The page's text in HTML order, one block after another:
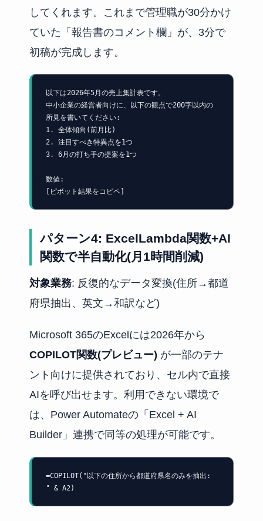
してくれます。これまで管理職が30分かけ
ていた「報告書のコメント欄」が、3分で
初稿が完成します。
以下は2026年5月の売上集計表です。
中小企業の経営者向けに、以下の観点で200字以内の
所見を書いてください:
1. 全体傾向(前月比)
2. 注目すべき特異点を1つ
3. 6月の打ち手の提案を1つ
数値:
[ピボット結果をコピペ]
パターン4: ExcelLambda関数+AI
関数で半自動化(月1時間削減)
対象業務: 反復的なデータ変換(住所→都道
府県抽出、英文→和訳など)
Microsoft 365のExcelには2026年から
COPILOT関数(プレビュー) が一部のテナ
ント向けに提供されており、セル内で直接
AIを呼び出せます。利用できない環境で
は、Power Automateの「Excel + AI
Builder」連携で同等の処理が可能です。
=COPILOT("以下の住所から都道府県名のみを抽出:
" & A2)